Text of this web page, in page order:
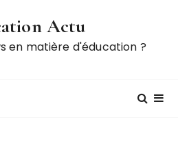
Actu
en matière d'éducation ?